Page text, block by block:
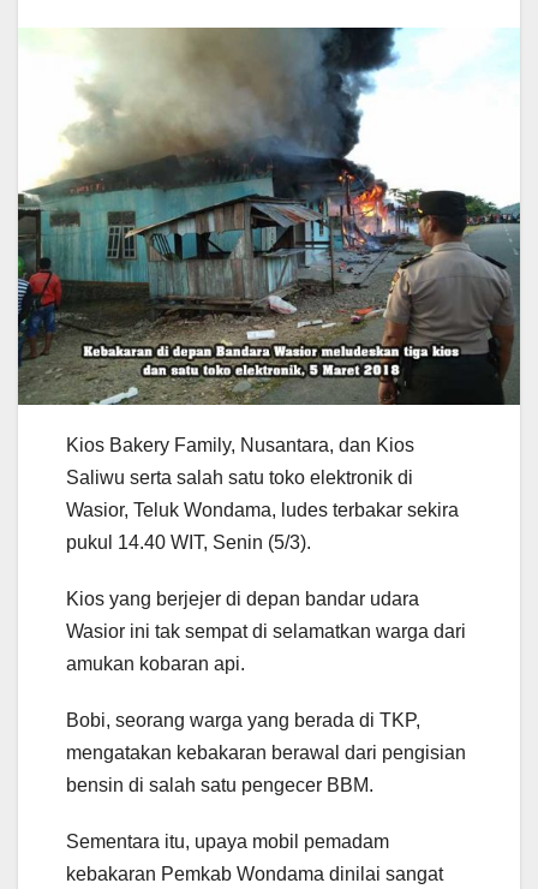
Kios Bakery Family, Nusantara, dan Kios
Saliwu serta salah satu toko elektronik di
Wasior, Teluk Wondama, ludes terbakar sekira
pukul 14.40 WIT, Senin (5/3).
Kios yang berjejer di depan bandar udara
Wasior ini tak sempat di selamatkan warga dari
amukan kobaran api.
Bobi, seorang warga yang berada di TKP,
mengatakan kebakaran berawal dari pengisian
bensin di salah satu pengecer BBM.
Sementara itu, upaya mobil pemadam
kebakaran Pemkab Wondama dinilai sangat